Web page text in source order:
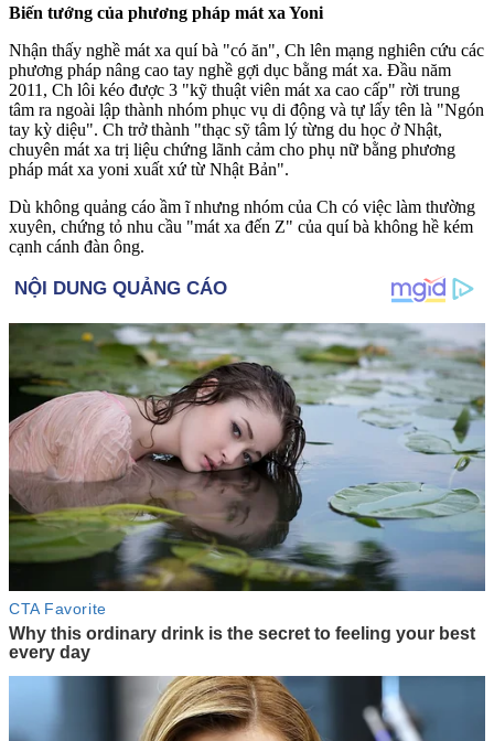
Biến tướng của phương pháp má‌t x‌a Yoni
Nhận thấy nghề má‌t x‌a quí bà "có ăn", Ch lên mạng nghiên cứu các
phương pháp nâng cao tay nghề gợi dục bằng má‌t x‌a. Đầu năm
2011, Ch lôi kéo được 3 "kỹ thuật viên má‌t x‌a cao cấp" rời trung
tâm ra ngoài lập thành nhóm phục vụ di động và tự lấy tên là "Ngón
tay kỳ diệu". Ch trở thành "thạc sỹ tâm lý từng du học ở Nhật,
chuyên má‌t x‌a trị liệu chứng lãnh cảm cho phụ nữ bằng phương
pháp má‌t x‌a yon‌ּi xuất xứ từ Nhật Bản".
Dù không quảng cáo ầm ĩ nhưng nhóm của Ch có việc làm thường
xuyên, chứng tỏ nhu cầu "má‌t x‌a đến Z" của quí bà không hề kém
cạnh cánh đàn ông.